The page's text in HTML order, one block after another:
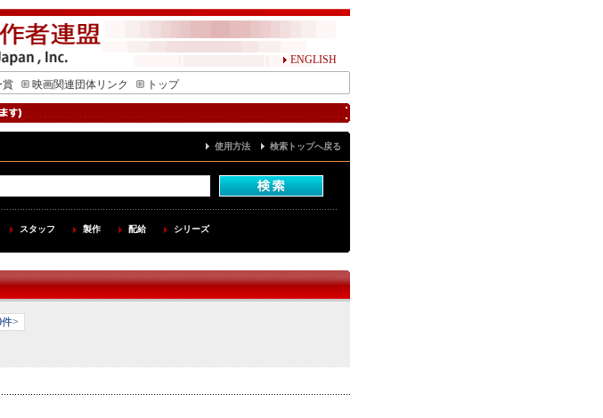
ENGLISH
賞 映画関連団体リンク トップ
使用方法 検索トップへ戻る
スタッフ 製作 配給 シリーズ
>